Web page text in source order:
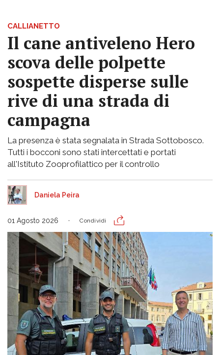
CALLIANETTO
Il cane antiveleno Hero
scova delle polpette
sospette disperse sulle
rive di una strada di
campagna
La presenza è stata segnalata in Strada Sottobosco.
Tutti i bocconi sono stati intercettati e portati
all'Istituto Zooprofilattico per il controllo
Daniela Peira
01 Agosto 2026 Condividi